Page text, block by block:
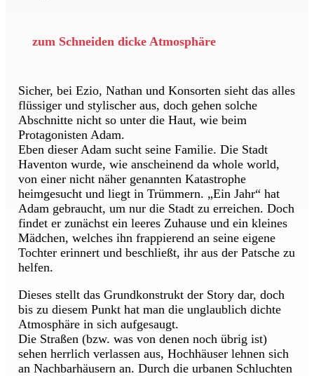
zum Schneiden dicke Atmosphäre
Sicher, bei Ezio, Nathan und Konsorten sieht das alles
flüssiger und stylischer aus, doch gehen solche
Abschnitte nicht so unter die Haut, wie beim
Protagonisten Adam.
Eben dieser Adam sucht seine Familie. Die Stadt
Haventon wurde, wie anscheinend da whole world,
von einer nicht näher genannten Katastrophe
heimgesucht und liegt in Trümmern. „Ein Jahr“ hat
Adam gebraucht, um nur die Stadt zu erreichen. Doch
findet er zunächst ein leeres Zuhause und ein kleines
Mädchen, welches ihn frappierend an seine eigene
Tochter erinnert und beschließt, ihr aus der Patsche zu
helfen.
Dieses stellt das Grundkonstrukt der Story dar, doch
bis zu diesem Punkt hat man die unglaublich dichte
Atmosphäre in sich aufgesaugt.
Die Straßen (bzw. was von denen noch übrig ist)
sehen herrlich verlassen aus, Hochhäuser lehnen sich
an Nachbarhäusern an. Durch die urbanen Schluchten